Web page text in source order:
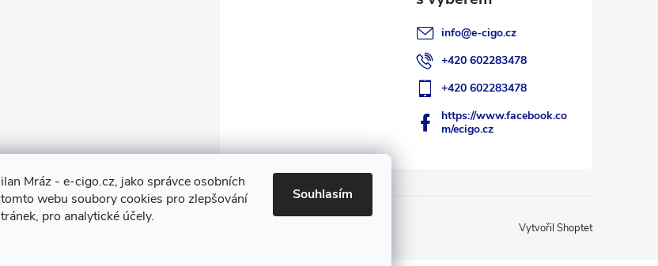
Mráz - e-cigo.cz, jako správce osobních
webu soubory cookies pro zlepšování
pro analytické účely.
Souhlasím
info@e-cigo.cz
+420 602283478
+420 602283478
https://www.facebook.co
m/ecigo.cz
Vytvořil Shoptet